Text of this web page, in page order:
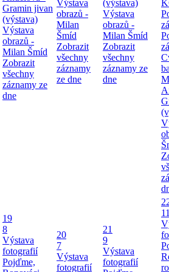
Gramin jivan
(výstava)
Výstava
obrazů -
Milan Šmíd
Zobrazit
všechny
záznamy ze
dne
Výstava
obrazů -
Milan
Šmíd
Zobrazit
všechny
záznamy
ze dne
(výstava)
Výstava
obrazů -
Milan Šmíd
Zobrazit
všechny
záznamy ze
dne
19
8
Výstava
fotografií
Pojďme,
20
7
Výstava
fotografií
21
9
Výstava
fotografií